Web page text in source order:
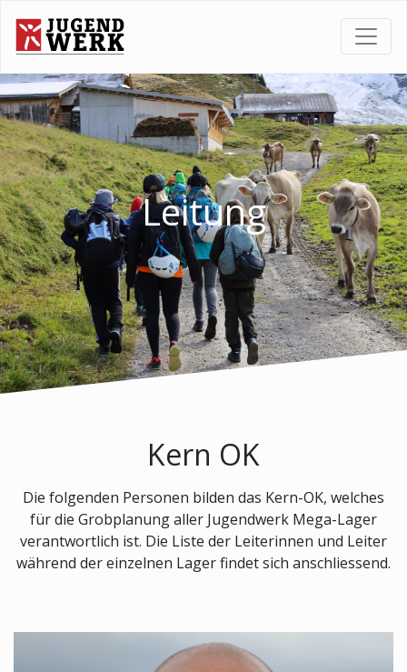
Leitung
Kern OK
Die folgenden Personen bilden das Kern-OK, welches
für die Grobplanung aller Jugendwerk Mega-Lager
verantwortlich ist. Die Liste der Leiterinnen und Leiter
während der einzelnen Lager findet sich anschliessend.